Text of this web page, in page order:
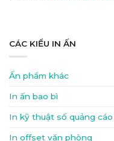
CÁC KIỂU IN ẤN
Ấn phẩm khác
In ấn bao bì
In kỹ thuật số quảng cáo
In offset văn phòng